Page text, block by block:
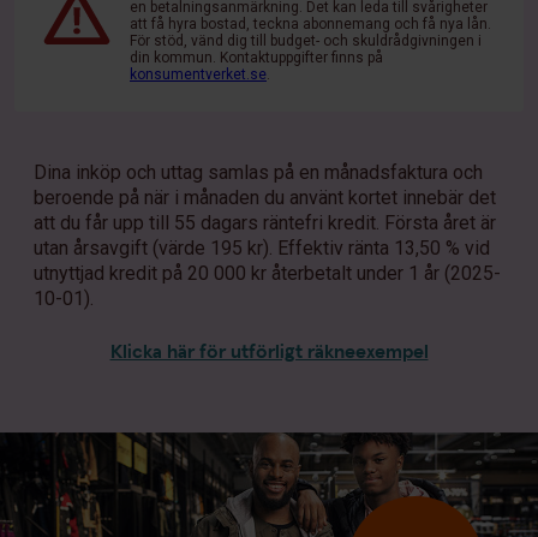
en betalningsanmärkning. Det kan leda till svårigheter
att få hyra bostad, teckna abonnemang och få nya lån.
För stöd, vänd dig till budget- och skuldrådgivningen i
din kommun. Kontaktuppgifter finns på
konsumentverket.se
Dina inköp och uttag samlas på en månadsfaktura och
beroende på när i månaden du använt kortet innebär det
att du får upp till 55 dagars räntefri kredit. Första året är
utan årsavgift (värde 195 kr). Effektiv ränta 13,50 % vid
utnyttjad kredit på 20 000 kr återbetalt under 1 år (2025-
10-01).
Klicka här för utförligt räkneexempel